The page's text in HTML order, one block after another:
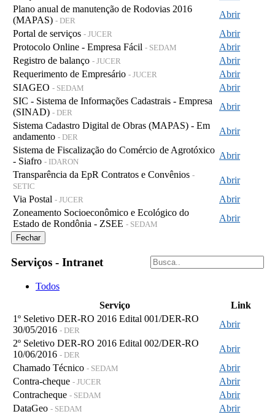
Plano anual de manutenção de Rodovias 2016
(MAPAS) - DER
Abrir
Portal de serviços - JUCER
Abrir
Protocolo Online - Empresa Fácil - SEDAM
Abrir
Registro de balanço - JUCER
Abrir
Requerimento de Empresário - JUCER
Abrir
SIAGEO - SEDAM
Abrir
SIC - Sistema de Informações Cadastrais - Empresa
(SINAD) - DER
Abrir
Sistema Cadastro Digital de Obras (MAPAS) - Em
andamento - DER
Abrir
Sistema de Fiscalização do Comércio de Agrotóxico
- Siafro - IDARON
Abrir
Transparência da EpR Contratos e Convênios -
SETIC
Abrir
Via Postal - JUCER
Abrir
Zoneamento Socioeconômico e Ecológico do
Estado de Rondônia - ZSEE - SEDAM
Abrir
Fechar
Serviços - Intranet
Todos
Serviço
Link
1º Seletivo DER-RO 2016 Edital 001/DER-RO
30/05/2016 - DER
Abrir
2º Seletivo DER-RO 2016 Edital 002/DER-RO
10/06/2016 - DER
Abrir
Chamado Técnico - SEDAM
Abrir
Contra-cheque - JUCER
Abrir
Contracheque - SEDAM
Abrir
DataGeo - SEDAM
Abrir